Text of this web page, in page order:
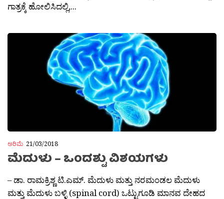
ಗಾತ್ರಕ್ಕೆ ಹೋಲಿಸಿದಲ್ಲಿ,...
ಅರಿಮೆ 21/03/2018
ಮೆದುಳು – ಒಂದಶ್ಟು ವಿಶಯಗಳು
– ಡಾ. ರಾಮಕ್ರಿಶ್ಣ ಟಿ.ಎಮ್. ಮೆದುಳು ಮತ್ತು ನರಮಂಡಲ ಮೆದುಳು
ಮತ್ತು ಮೆದುಳು ಬಳ್ಳಿ (spinal cord) ಒಟ್ಟುಗೂಡಿ ಮಾನವ ದೇಹದ